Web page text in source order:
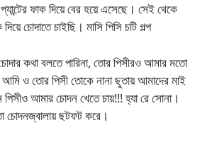
ফাক দিয়ে বের হয়ে এসেছে। সেই থেকে
চোদাতে চাইছি। মাসি পিসি চটি গল্প
কথা বলতে পারিনা, তোর পিসীরও আমার মতো
ও তোর পিসী তোকে নানা ছুতায় আমাদের মাই
পিসীও আমার চোদন খেতে চায়!!! হ্যা রে সোনা।
চোদনজ্বালায় ছটফট করে।